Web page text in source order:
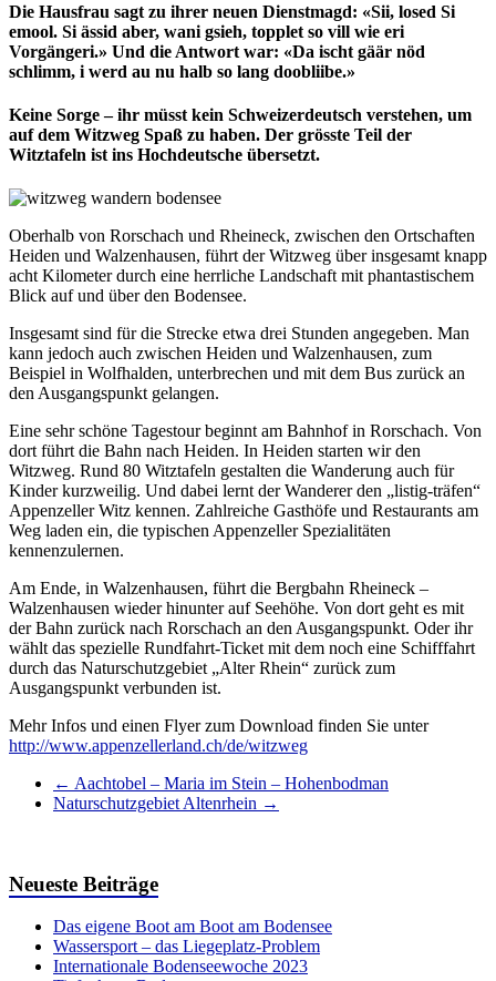
Die Hausfrau sagt zu ihrer neuen Dienstmagd: «Sii, losed Si
emool. Si ässid aber, wani gsieh, topplet so vill wie eri
Vorgängeri.» Und die Antwort war: «Da ischt gäär nöd
schlimm, i werd au nu halb so lang doobliibe.»
Keine Sorge – ihr müsst kein Schweizerdeutsch verstehen, um
auf dem Witzweg Spaß zu haben. Der grösste Teil der
Witztafeln ist ins Hochdeutsche übersetzt.
Oberhalb von Rorschach und Rheineck, zwischen den Ortschaften
Heiden und Walzenhausen, führt der Witzweg über insgesamt knapp
acht Kilometer durch eine herrliche Landschaft mit phantastischem
Blick auf und über den Bodensee.
Insgesamt sind für die Strecke etwa drei Stunden angegeben. Man
kann jedoch auch zwischen Heiden und Walzenhausen, zum
Beispiel in Wolfhalden, unterbrechen und mit dem Bus zurück an
den Ausgangspunkt gelangen.
Eine sehr schöne Tagestour beginnt am Bahnhof in Rorschach. Von
dort führt die Bahn nach Heiden. In Heiden starten wir den
Witzweg. Rund 80 Witztafeln gestalten die Wanderung auch für
Kinder kurzweilig. Und dabei lernt der Wanderer den „listig-träfen“
Appenzeller Witz kennen. Zahlreiche Gasthöfe und Restaurants am
Weg laden ein, die typischen Appenzeller Spezialitäten
kennenzulernen.
Am Ende, in Walzenhausen, führt die Bergbahn Rheineck –
Walzenhausen wieder hinunter auf Seehöhe. Von dort geht es mit
der Bahn zurück nach Rorschach an den Ausgangspunkt. Oder ihr
wählt das spezielle Rundfahrt-Ticket mit dem noch eine Schifffahrt
durch das Naturschutzgebiet „Alter Rhein“ zurück zum
Ausgangspunkt verbunden ist.
Mehr Infos und einen Flyer zum Download finden Sie unter
http://www.appenzellerland.ch/de/witzweg
← Aachtobel – Maria im Stein – Hohenbodman
Naturschutzgebiet Altenrhein →
Neueste Beiträge
Das eigene Boot am Boot am Bodensee
Wassersport – das Liegeplatz-Problem
Internationale Bodenseewoche 2023